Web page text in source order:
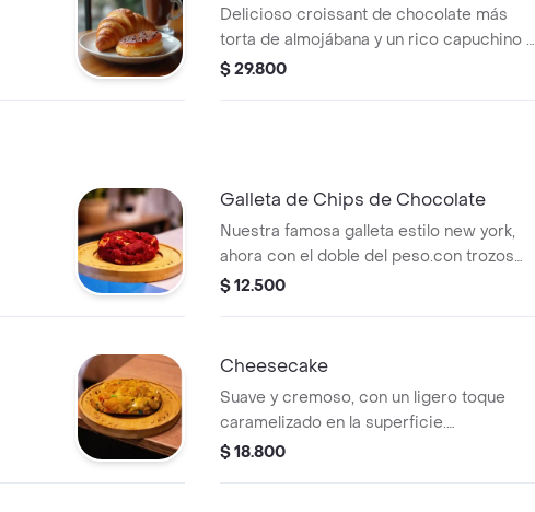
Delicioso croissant de chocolate más
torta de almojábana y un rico capuchino 9
oz.
$ 29.800
Galleta de Chips de Chocolate
Nuestra famosa galleta estilo new york,
ahora con el doble del peso.con trozos
de chocolate derretido en cada mordida,
$ 12.500
Cheesecake
Suave y cremoso, con un ligero toque
caramelizado en la superficie.
acompañado de almíbar fresco de
$ 18.800